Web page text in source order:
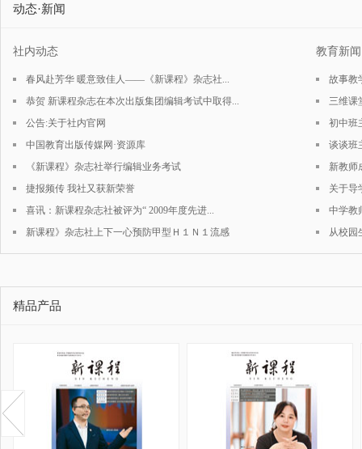
动态·新闻
社内动态
春风赴芳华 暖意致佳人——《新课程》杂志社...
恭贺 新课程杂志在本次出版集团编辑考试中取得...
公告:关于社内官网
中国教育出版传媒网·资源库
《新课程》杂志社举行编辑业务考试
捷报频传 我社又获新荣誉
喜讯：新课程杂志社被评为“ 2009年度先进...
新课程》杂志社上下一心预防甲型Ｈ１Ｎ１流感
教育
故事教
三维课
初中班
谈谈班
新教师
关于导
中学教
从校园
精品产品